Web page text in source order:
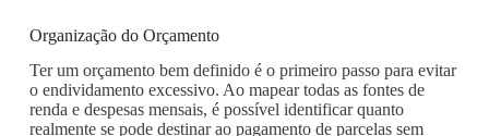
Organização do Orçamento
Ter um orçamento bem definido é o primeiro passo para evitar
o endividamento excessivo. Ao mapear todas as fontes de
renda e despesas mensais, é possível identificar quanto
realmente se pode destinar ao pagamento de parcelas sem